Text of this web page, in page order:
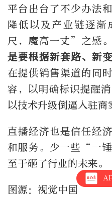
平台出台了不少办法
降低以及产业链逐
尺，魔高一丈”之感。
是要根据新套路、新
在提供销售渠道的同
容，以明确标识提醒
以技术升级倒逼入驻商
直播经济也是信任经
和服务。少一些“一
至于砸了行业的未来。
图源：视觉中国